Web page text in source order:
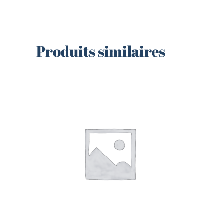
Produits similaires